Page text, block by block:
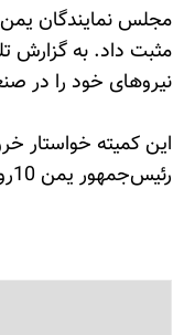
مجلس نمایندگان
مثبت داد. به گزارش
نیروهای خود را در
این کمیته خواستار
رئیس‌جمهور یمن 10روز مهلت داد تا دولتی جدید را تشکیل دهد.